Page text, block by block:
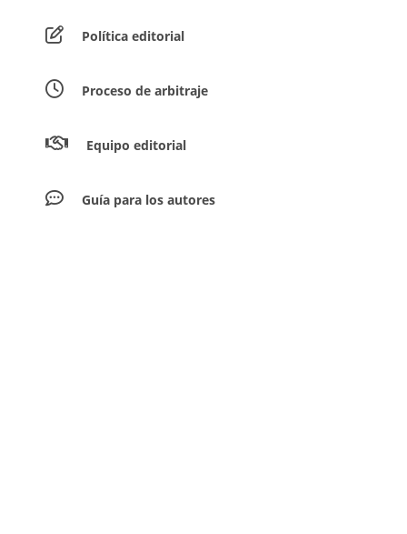
Política editorial
Proceso de arbitraje
Equipo editorial
Guía para los autores